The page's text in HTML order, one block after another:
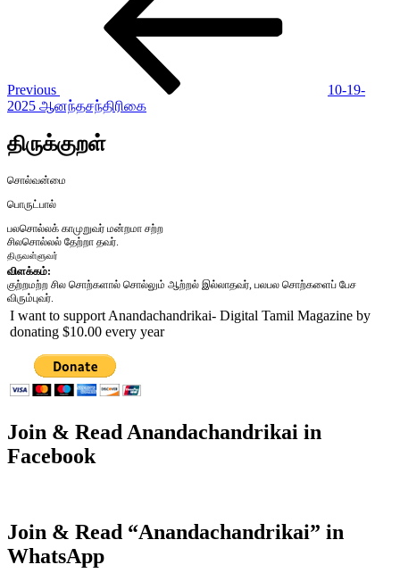
Previous
10-19-
2025 ஆனந்தசந்திரிகை
திருக்குறள்
சொல்வன்மை
பொருட்பால்
பலசொல்லக் காமுறுவர் மன்றமா சற்ற
சிலசொல்லல் தேற்றா தவர்.
திருவள்ளுவர்
விளக்கம்:
குற்றமற்ற சில சொற்களால் சொல்லும் ஆற்றல் இல்லாதவர், பலபல சொற்களைப் பேச
விரும்புவர்.
I want to support Anandachandrikai- Digital Tamil Magazine by
donating $10.00 every year
Join & Read Anandachandrikai in
Facebook
Join & Read “Anandachandrikai” in
WhatsApp